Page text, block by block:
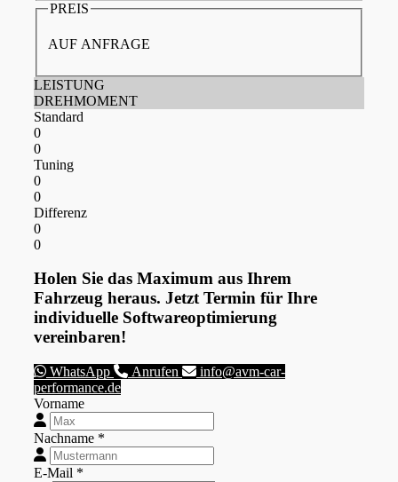
PREIS
AUF ANFRAGE
LEISTUNG
DREHMOMENT
Standard
0
0
Tuning
0
0
Differenz
0
0
Holen Sie das Maximum aus Ihrem
Fahrzeug heraus. Jetzt Termin für Ihre
individuelle Softwareoptimierung
vereinbaren!
WhatsApp Anrufen
info@avm-car-
performance.de
Vorname
Nachname *
E-Mail *